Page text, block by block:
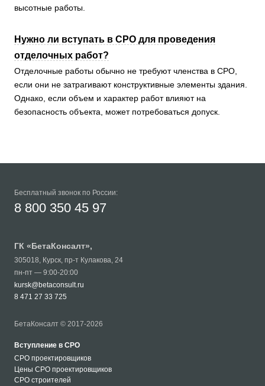
высотные работы.
Нужно ли вступать в СРО для проведения
отделочных работ?
Отделочные работы обычно не требуют членства в СРО,
если они не затрагивают конструктивные элементы здания.
Однако, если объем и характер работ влияют на
безопасность объекта, может потребоваться допуск.
Бесплатный звонок по России:
8 800 350 45 97
ГК « БетаКонсалт»,
305018, Курск, пр-т Кулакова, 24
пн-пт — 9:00-20:00
kursk@betaconsult.ru
8 471 27 33 725
БетаКонсалт © 2017-2026
Вступление в СРО
СРО проектировщиков
Цены СРО проектировщиков
СРО строителей